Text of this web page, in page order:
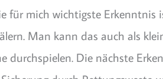
für mich wichtigste Erkenntnis
Man kann das auch als
durchspielen. Die nächste